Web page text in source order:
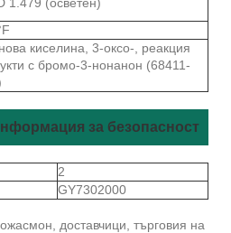
киселина, 3-оксо-, реакция
с бромо-3-нонанон (68411-
за безопасност
2
GY7302000
доставчици, търговия на